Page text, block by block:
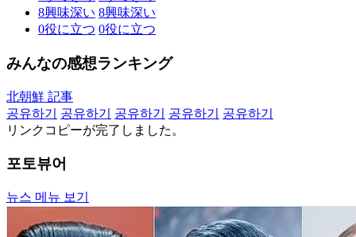
8興味深い 8興味深い
0役に立つ 0役に立つ
みんなの感想ランキング
北朝鮮 記事
공유하기
공유하기 공유하기 공유하기
공유하기
リンクコピーが完了しました。
포토뷰어
뉴스 메뉴 보기